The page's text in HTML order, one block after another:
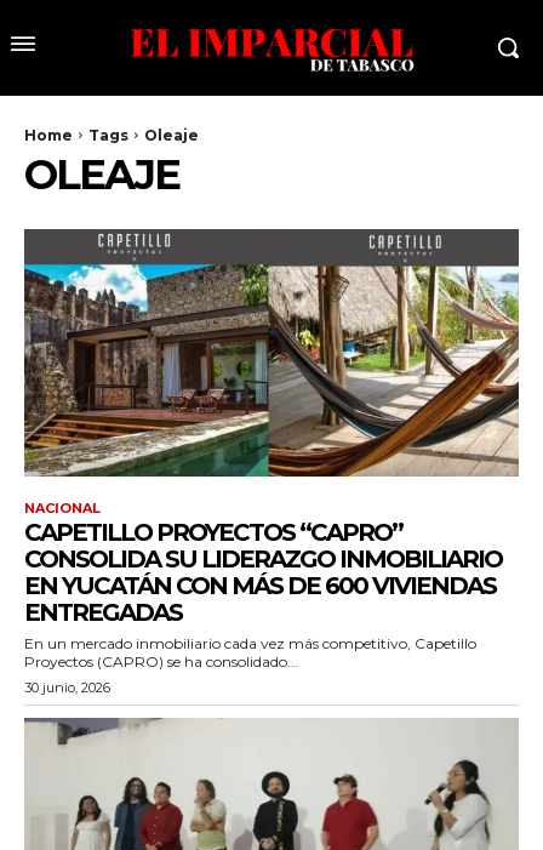
Home Tags Oleaje
OLEAJE
NACIONAL
CAPETILLO PROYECTOS “CAPRO”
CONSOLIDA SU LIDERAZGO INMOBILIARIO
EN YUCATÁN CON MÁS DE 600 VIVIENDAS
ENTREGADAS
En un mercado inmobiliario cada vez más competitivo, Capetillo
Proyectos (CAPRO) se ha consolidado...
30 junio, 2026